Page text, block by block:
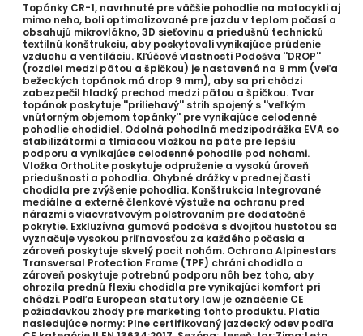
Topánky CR-1, navrhnuté pre väčšie pohodlie na motocykli aj
mimo neho, boli optimalizované pre jazdu v teplom počasí a
obsahujú mikrovlákno, 3D sieťovinu a priedušnú technickú
textilnú konštrukciu, aby poskytovali vynikajúce prúdenie
vzduchu a ventiláciu. Kľúčové vlastnosti Podošva ''DROP''
(rozdiel medzi pätou a špičkou) je nastavená na 9 mm (veľa
bežeckých topánok má drop 9 mm), aby sa pri chôdzi
zabezpečil hladký prechod medzi pätou a špičkou. Tvar
topánok poskytuje ''priliehavý'' strih spojený s ''veľkým
vnútorným objemom topánky'' pre vynikajúce celodenné
pohodlie chodidiel. Odolná pohodlná medzipodrážka EVA so
stabilizátormi a tlmiacou vložkou na päte pre lepšiu
podporu a vynikajúce celodenné pohodlie pod nohami.
Vložka OrthoLite poskytuje odpruženie a vysokú úroveň
priedušnosti a pohodlia. Ohybné drážky v prednej časti
chodidla pre zvýšenie pohodlia. Konštrukcia Integrované
mediálne a externé členkové výstuže na ochranu pred
nárazmi s viacvrstvovým polstrovaním pre dodatočné
pokrytie. Exkluzívna gumová podošva s dvojitou hustotou sa
vyznačuje vysokou priľnavosťou za každého počasia a
zároveň poskytuje skvelý pocit nohám. Ochrana Alpinestars
Transversal Protection Frame (TPF) chráni chodidlo a
zároveň poskytuje potrebnú podporu nôh bez toho, aby
ohrozila prednú flexiu chodidla pre vynikajúci komfort pri
chôdzi. Podľa European statutory law je označenie CE
požiadavkou zhody pre marketing tohto produktu. Platia
nasledujúce normy: Plne certifikovaný jazdecký odev podľa